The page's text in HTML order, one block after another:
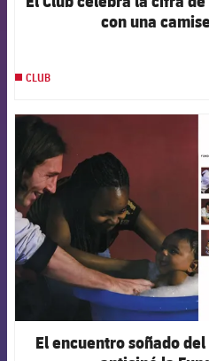
con una
CLUB
El encuentro soñado